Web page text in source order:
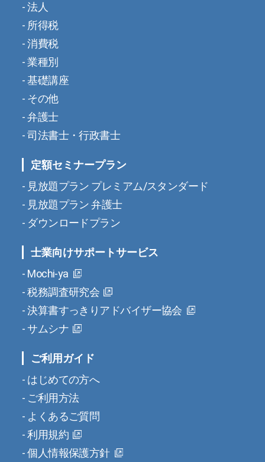
法人
所得税
消費税
業種別
基礎講座
その他
弁護士
司法書士・行政書士
定額セミナープラン
見放題プラン プレミアム/スタンダード
見放題プラン 弁護士
ダウンロードプラン
士業向けサポートサービス
Mochi-ya
税務調査研究会
決算書すっきりアドバイザー協会
サムシナ
ご利用ガイド
はじめての方へ
ご利用方法
よくあるご質問
利用規約
個人情報保護方針